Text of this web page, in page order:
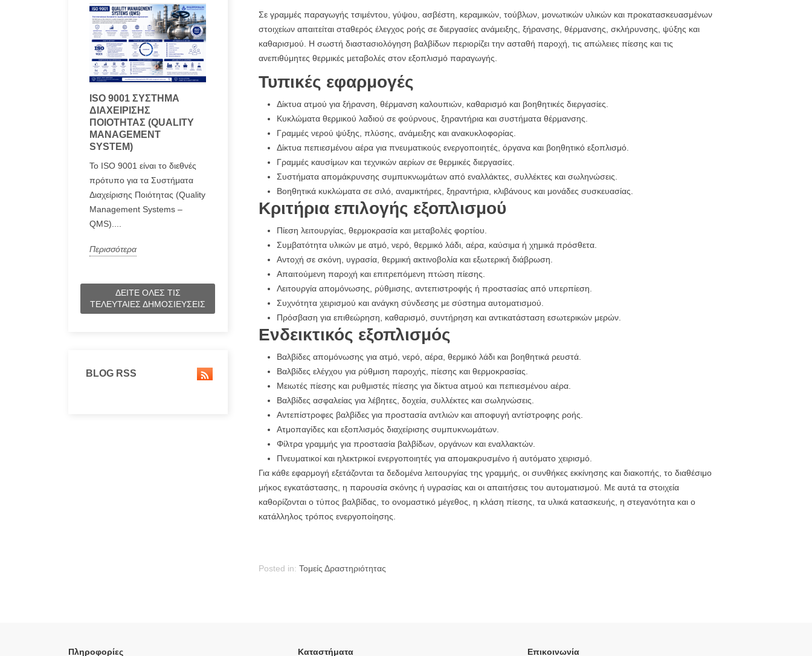
ISO 9001 ΣΎΣΤΗΜΑ
ΔΙΑΧΕΊΡΙΣΗΣ
ΠΟΙΌΤΗΤΑΣ (QUALITY
MANAGEMENT
SYSTEM)
Το ISO 9001 είναι το διεθνές
πρότυπο για τα Συστήματα
Διαχείρισης Ποιότητας (Quality
Management Systems –
QMS)....
Περισσότερα
ΔΕΊΤΕ ΌΛΕΣ ΤΙΣ
ΤΕΛΕΥΤΑΊΕΣ ΔΗΜΟΣΙΕΎΣΕΙΣ
BLOG RSS
Σε γραμμές παραγωγής τσιμέντου, γύψου, ασβέστη, κεραμικών, τούβλων, μονωτικών υλικών και προκατασκευασμένων
στοιχείων απαιτείται σταθερός έλεγχος ροής σε διεργασίες ανάμειξης, ξήρανσης, θέρμανσης, σκλήρυνσης, ψύξης και
καθαρισμού. Η σωστή διαστασιολόγηση βαλβίδων περιορίζει την ασταθή παροχή, τις απώλειες πίεσης και τις
ανεπιθύμητες θερμικές μεταβολές στον εξοπλισμό παραγωγής.
Τυπικές εφαρμογές
Δίκτυα ατμού για ξήρανση, θέρμανση καλουπιών, καθαρισμό και βοηθητικές διεργασίες.
Κυκλώματα θερμικού λαδιού σε φούρνους, ξηραντήρια και συστήματα θέρμανσης.
Γραμμές νερού ψύξης, πλύσης, ανάμειξης και ανακυκλοφορίας.
Δίκτυα πεπιεσμένου αέρα για πνευματικούς ενεργοποιητές, όργανα και βοηθητικό εξοπλισμό.
Γραμμές καυσίμων και τεχνικών αερίων σε θερμικές διεργασίες.
Συστήματα απομάκρυνσης συμπυκνωμάτων από εναλλάκτες, συλλέκτες και σωληνώσεις.
Βοηθητικά κυκλώματα σε σιλό, αναμικτήρες, ξηραντήρια, κλιβάνους και μονάδες συσκευασίας.
Κριτήρια επιλογής εξοπλισμού
Πίεση λειτουργίας, θερμοκρασία και μεταβολές φορτίου.
Συμβατότητα υλικών με ατμό, νερό, θερμικό λάδι, αέρα, καύσιμα ή χημικά πρόσθετα.
Αντοχή σε σκόνη, υγρασία, θερμική ακτινοβολία και εξωτερική διάβρωση.
Απαιτούμενη παροχή και επιτρεπόμενη πτώση πίεσης.
Λειτουργία απομόνωσης, ρύθμισης, αντεπιστροφής ή προστασίας από υπερπίεση.
Συχνότητα χειρισμού και ανάγκη σύνδεσης με σύστημα αυτοματισμού.
Πρόσβαση για επιθεώρηση, καθαρισμό, συντήρηση και αντικατάσταση εσωτερικών μερών.
Ενδεικτικός εξοπλισμός
Βαλβίδες απομόνωσης για ατμό, νερό, αέρα, θερμικό λάδι και βοηθητικά ρευστά.
Βαλβίδες ελέγχου για ρύθμιση παροχής, πίεσης και θερμοκρασίας.
Μειωτές πίεσης και ρυθμιστές πίεσης για δίκτυα ατμού και πεπιεσμένου αέρα.
Βαλβίδες ασφαλείας για λέβητες, δοχεία, συλλέκτες και σωληνώσεις.
Αντεπίστροφες βαλβίδες για προστασία αντλιών και αποφυγή αντίστροφης ροής.
Ατμοπαγίδες και εξοπλισμός διαχείρισης συμπυκνωμάτων.
Φίλτρα γραμμής για προστασία βαλβίδων, οργάνων και εναλλακτών.
Πνευματικοί και ηλεκτρικοί ενεργοποιητές για απομακρυσμένο ή αυτόματο χειρισμό.
Για κάθε εφαρμογή εξετάζονται τα δεδομένα λειτουργίας της γραμμής, οι συνθήκες εκκίνησης και διακοπής, το διαθέσιμο
μήκος εγκατάστασης, η παρουσία σκόνης ή υγρασίας και οι απαιτήσεις του αυτοματισμού. Με αυτά τα στοιχεία
καθορίζονται ο τύπος βαλβίδας, το ονομαστικό μέγεθος, η κλάση πίεσης, τα υλικά κατασκευής, η στεγανότητα και ο
κατάλληλος τρόπος ενεργοποίησης.
Posted in: Τομείς Δραστηριότητας
Πληροφορίες Καταστήματα Επικοινωνία